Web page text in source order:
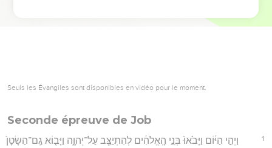
Seuls les Évangiles sont disponibles en vidéo pour le moment.
Seconde épreuve de Job
1
וַיְהִ֣י הַיּ֔וֹם וַיָּבֹ֙אוּ֙ בְּנֵ֣י הָֽאֱלֹהִ֔ים לְהִתְיַצֵּ֖ב עַל־יְהוָ֑ה וַיָּב֤וֹא גַֽם־הַשָּׂטָן֙